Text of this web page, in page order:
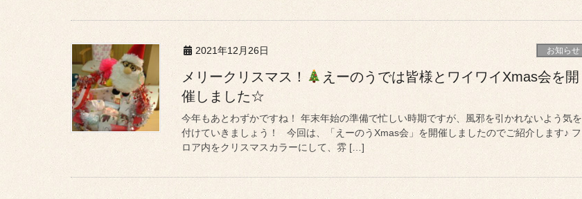
2021年12月26日 お知らせ
メリークリスマス！
えーのうでは皆様とワイワイXmas会を開
催しました☆
今年もあとわずかですね！ 年末年始の準備で忙しい時期ですが、風邪を引かれないよう気を
付けていきましょう！ 今回は、「えーのうXmas会」を開催しましたのでご紹介します♪ フ
ロア内をクリスマスカラーにして、雰 […]